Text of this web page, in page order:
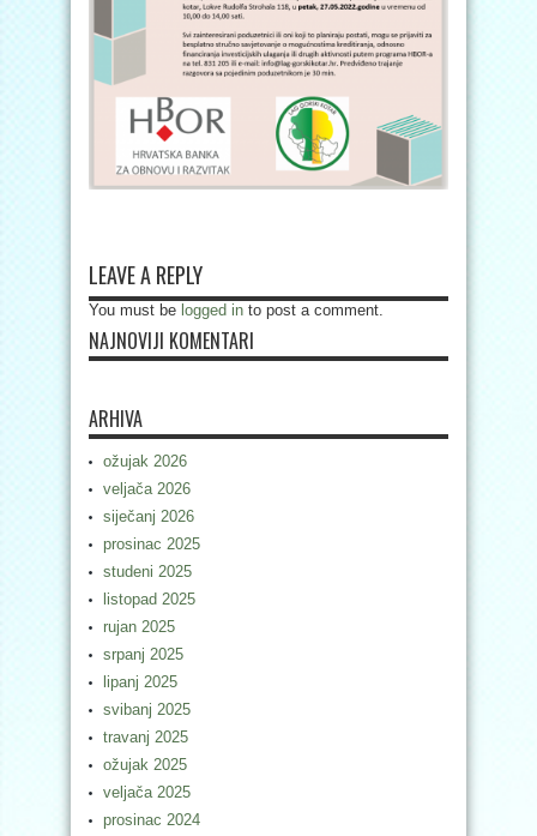
LEAVE A REPLY
You must be logged in to post a comment.
NAJNOVIJI KOMENTARI
ARHIVA
ožujak 2026
veljača 2026
siječanj 2026
prosinac 2025
studeni 2025
listopad 2025
rujan 2025
srpanj 2025
lipanj 2025
svibanj 2025
travanj 2025
ožujak 2025
veljača 2025
prosinac 2024